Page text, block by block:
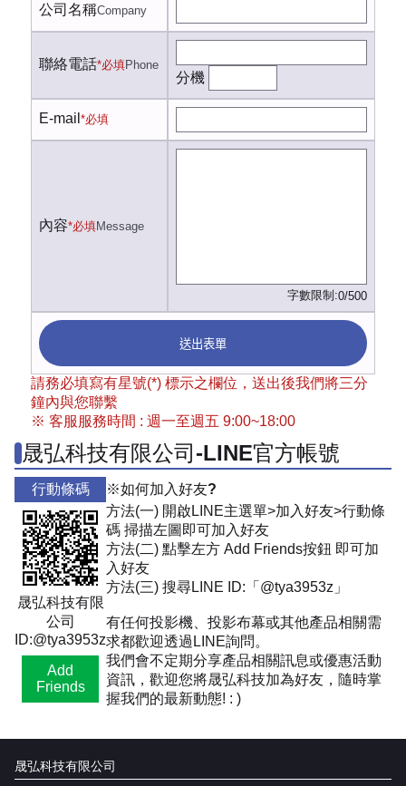
公司名稱Company
聯絡電話*必填Phone
分機
E-mail *必填
內容*必填Message
字數限制:0/500
送出表單
請務必填寫有星號(*) 標示之欄位，送出後我們將三分
鐘內與您聯繫
※ 客服服務時間 : 週一至週五 9:00~18:00
晟弘科技有限公司-LINE官方帳號
行動條碼
晟弘科技有限
公司
ID:@tya3953z
Add
Friends
※如何加入好友?
方法(一) 開啟LINE主選單>加入好友>行動條
碼 掃描左圖即可加入好友
方法(二) 點擊左方 Add Friends按鈕 即可加
入好友
方法(三) 搜尋LINE ID:「@tya3953z」
有任何投影機、投影布幕或其他產品相關需
求都歡迎透過LINE詢問。
我們會不定期分享產品相關訊息或優惠活動
資訊，歡迎您將晟弘科技加為好友，隨時掌
握我們的最新動態! : )
晟弘科技有限公司